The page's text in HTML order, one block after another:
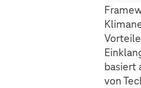
basiert
von